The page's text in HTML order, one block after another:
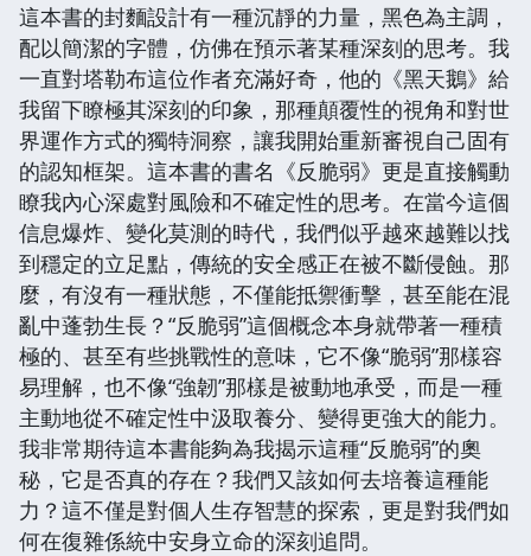
這本書的封麵設計有一種沉靜的力量，黑色為主調，
配以簡潔的字體，仿佛在預示著某種深刻的思考。我
一直對塔勒布這位作者充滿好奇，他的《黑天鵝》給
我留下瞭極其深刻的印象，那種顛覆性的視角和對世
界運作方式的獨特洞察，讓我開始重新審視自己固有
的認知框架。這本書的書名《反脆弱》更是直接觸動
瞭我內心深處對風險和不確定性的思考。在當今這個
信息爆炸、變化莫測的時代，我們似乎越來越難以找
到穩定的立足點，傳統的安全感正在被不斷侵蝕。那
麼，有沒有一種狀態，不僅能抵禦衝擊，甚至能在混
亂中蓬勃生長？“反脆弱”這個概念本身就帶著一種積
極的、甚至有些挑戰性的意味，它不像“脆弱”那樣容
易理解，也不像“強韌”那樣是被動地承受，而是一種
主動地從不確定性中汲取養分、變得更強大的能力。
我非常期待這本書能夠為我揭示這種“反脆弱”的奧
秘，它是否真的存在？我們又該如何去培養這種能
力？這不僅是對個人生存智慧的探索，更是對我們如
何在復雜係統中安身立命的深刻追問。